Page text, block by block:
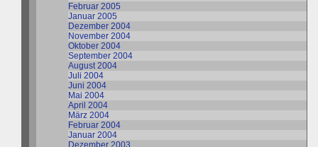
Februar 2005
Januar 2005
Dezember 2004
November 2004
Oktober 2004
September 2004
August 2004
Juli 2004
Juni 2004
Mai 2004
April 2004
März 2004
Februar 2004
Januar 2004
Dezember 2003